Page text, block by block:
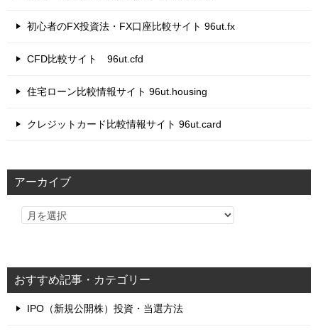
初心者のFX投資法・FX口座比較サイト 96ut.fx
CFD比較サイト 96ut.cfd
住宅ローン比較情報サイト 96ut.housing
クレジットカード比較情報サイト 96ut.card
アーカイブ
おすすめ記事・カテゴリー
IPO（新規公開株）投資・当選方法